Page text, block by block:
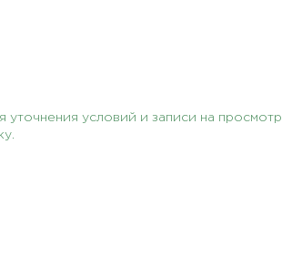
условий и записи на просмотр